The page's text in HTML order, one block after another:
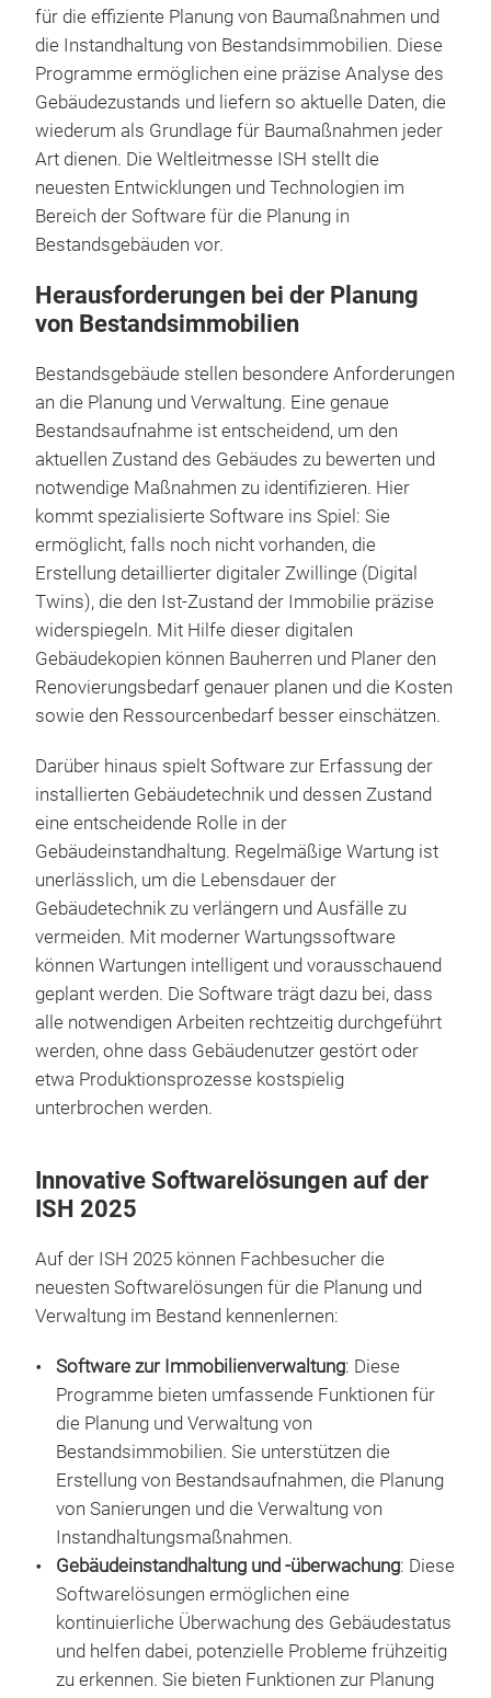
für die effiziente Planung von Baumaßnahmen und
die Instandhaltung von Bestandsimmobilien. Diese
Programme ermöglichen eine präzise Analyse des
Gebäudezustands und liefern so aktuelle Daten, die
wiederum als Grundlage für Baumaßnahmen jeder
Art dienen. Die Weltleitmesse ISH stellt die
neuesten Entwicklungen und Technologien im
Bereich der Software für die Planung in
Bestandsgebäuden vor.
Herausforderungen bei der Planung
von Bestandsimmobilien
Bestandsgebäude stellen besondere Anforderungen
an die Planung und Verwaltung. Eine genaue
Bestandsaufnahme ist entscheidend, um den
aktuellen Zustand des Gebäudes zu bewerten und
notwendige Maßnahmen zu identifizieren. Hier
kommt spezialisierte Software ins Spiel: Sie
ermöglicht, falls noch nicht vorhanden, die
Erstellung detaillierter digitaler Zwillinge (Digital
Twins), die den Ist-Zustand der Immobilie präzise
widerspiegeln. Mit Hilfe dieser digitalen
Gebäudekopien können Bauherren und Planer den
Renovierungsbedarf genauer planen und die Kosten
sowie den Ressourcenbedarf besser einschätzen.
Darüber hinaus spielt Software zur Erfassung der
installierten Gebäudetechnik und dessen Zustand
eine entscheidende Rolle in der
Gebäudeinstandhaltung. Regelmäßige Wartung ist
unerlässlich, um die Lebensdauer der
Gebäudetechnik zu verlängern und Ausfälle zu
vermeiden. Mit moderner Wartungssoftware
können Wartungen intelligent und vorausschauend
geplant werden. Die Software trägt dazu bei, dass
alle notwendigen Arbeiten rechtzeitig durchgeführt
werden, ohne dass Gebäudenutzer gestört oder
etwa Produktionsprozesse kostspielig
unterbrochen werden.
Innovative Softwarelösungen auf der
ISH 2025
Auf der ISH 2025 können Fachbesucher die
neuesten Softwarelösungen für die Planung und
Verwaltung im Bestand kennenlernen:
Software zur Immobilienverwaltung: Diese
Programme bieten umfassende Funktionen für
die Planung und Verwaltung von
Bestandsimmobilien. Sie unterstützen die
Erstellung von Bestandsaufnahmen, die Planung
von Sanierungen und die Verwaltung von
Instandhaltungsmaßnahmen.
Gebäudeinstandhaltung und -überwachung: Diese
Softwarelösungen ermöglichen eine
kontinuierliche Überwachung des Gebäudestatus
und helfen dabei, potenzielle Probleme frühzeitig
zu erkennen. Sie bieten Funktionen zur Planung